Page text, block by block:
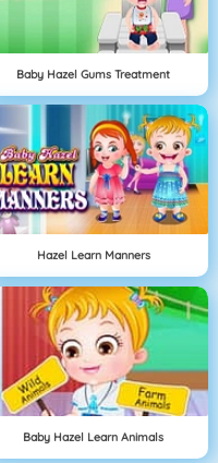
Baby Hazel Gums Treatment
Hazel Learn Manners
Baby Hazel Learn Animals